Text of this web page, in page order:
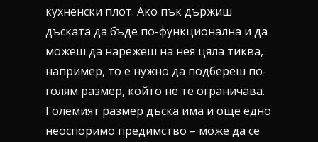
кухненски плот. Ако пък държиш
дъската да бъде по-функционална и да
можеш да нарежеш на нея цяла тиква,
например, то е нужно да подбереш по-
голям размер, който не те ограничава.
Големият размер дъска има и още едно
неоспоримо предимство – може да се